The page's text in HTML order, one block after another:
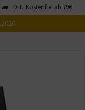
DHL Kostenfrei ab 79€